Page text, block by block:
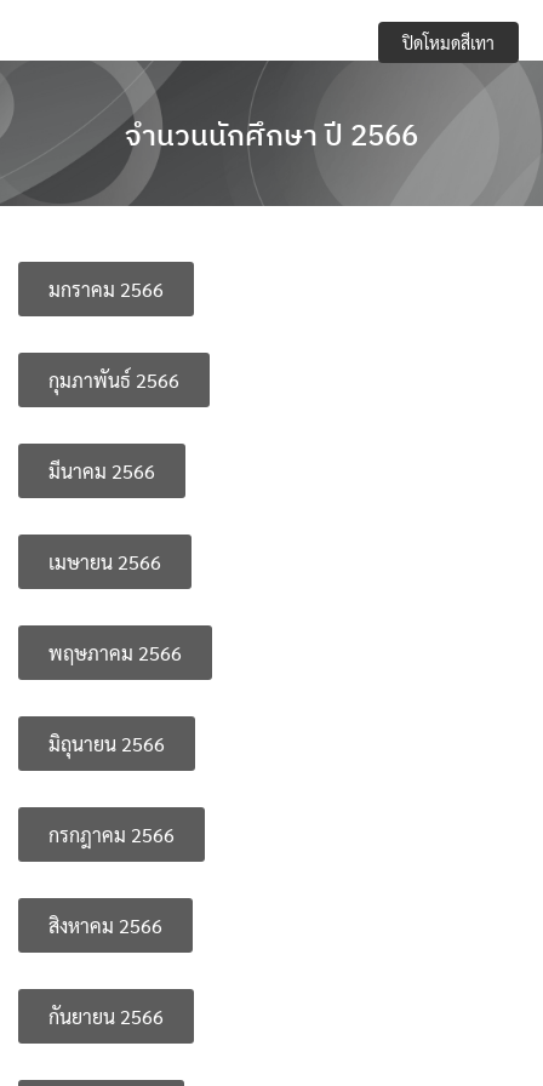
contentRegulations you should know and academic
activities
การจัดการความปลอดภัย อาชีวอนามัยและสภาพ
การเปิดเผยข้อมูลสาธารณะ (OIT)
ข้อบังคับ ประกาศ
ข้อมูลจำนวนนักศึกษา
คู่มือหลักสูตร
บุคลากรสำนักส่งเสริมวิชาการและงานทะเบียน
ประกาศจาก อว. และคุรุสภา
ปรัชญา วิสัยทัศน์ พันธกิจ
รายงานจำนวนนักศึกษาต่างชาติ
รายงานจำนวนนักศึกษาบกพร่อง
รายงานจำนวนนักศึกษาปกติ
Search
for:
จำนวนนักศึกษา ปี 2566
มกราคม 2566
กุมภาพันธ์ 2566
มีนาคม 2566
เมษายน 2566
พฤษภาคม 2566
มิถุนายน 2566
กรกฎาคม 2566
สิงหาคม 2566
กันยายน 2566
ปิดโหมดสีเทา